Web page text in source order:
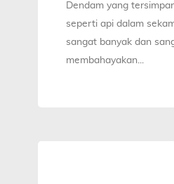
Dendam yang
seperti api dalam
sangat banyak dan
membahayakan...